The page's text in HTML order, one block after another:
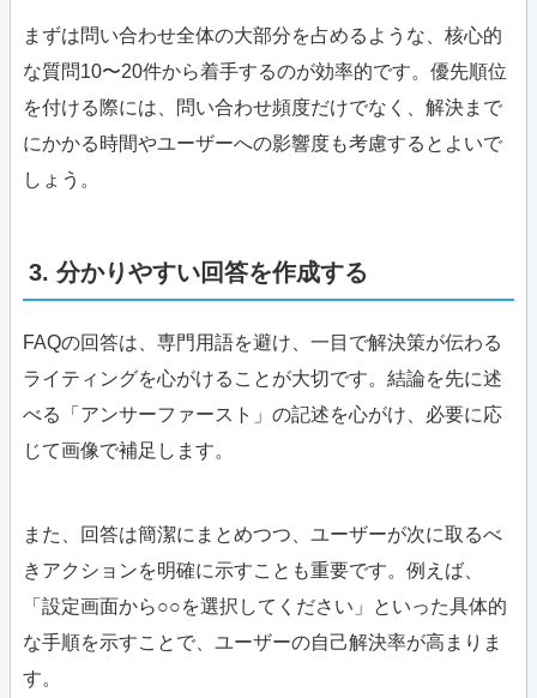
まずは問い合わせ全体の大部分を占めるような、核心的
な質問10〜20件から着手するのが効率的です。優先順位
を付ける際には、問い合わせ頻度だけでなく、解決まで
にかかる時間やユーザーへの影響度も考慮するとよいで
しょう。
3. 分かりやすい回答を作成する
FAQの回答は、専門用語を避け、一目で解決策が伝わる
ライティングを心がけることが大切です。結論を先に述
べる「アンサーファースト」の記述を心がけ、必要に応
じて画像で補足します。
また、回答は簡潔にまとめつつ、ユーザーが次に取るべ
きアクションを明確に示すことも重要です。例えば、
「設定画面から○○を選択してください」といった具体的
な手順を示すことで、ユーザーの自己解決率が高まりま
す。